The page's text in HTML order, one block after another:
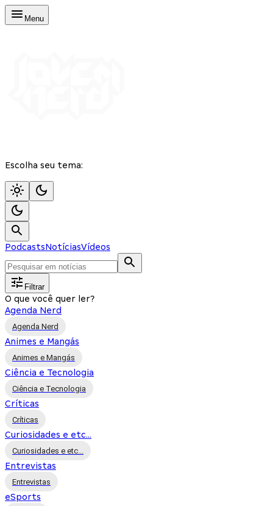
Menu
Escolha seu tema:
PodcastsNotíciasVídeos
Filtrar
O que você quer ler?
Agenda Nerd
Agenda Nerd
Animes e Mangás
Animes e Mangás
Ciência e Tecnologia
Ciência e Tecnologia
Críticas
Críticas
Curiosidades e etc...
Curiosidades e etc...
Entrevistas
Entrevistas
eSports